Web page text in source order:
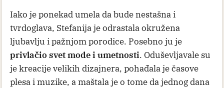
Iako je ponekad umela da bude nestašna i
tvrdoglava, Stefanija je odrastala okružena
ljubavlju i pažnjom porodice. Posebno ju je
privlačio svet mode i umetnosti. Oduševljavale su
je kreacije velikih dizajnera, pohađala je časove
plesa i muzike, a maštala je o tome da jednog dana